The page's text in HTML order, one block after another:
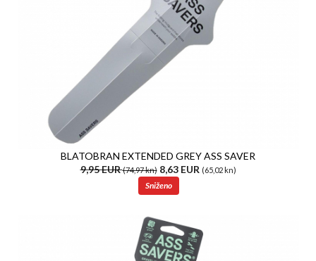
BLATOBRAN EXTENDED GREY ASS SAVER
9,95 EUR(74,97 kn)8,63 EUR (65,02 kn)
Sniženo